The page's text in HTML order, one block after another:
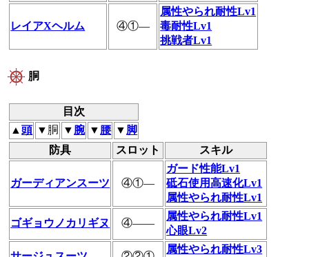
レイアXヘルム ④①―
属性やられ耐性Lv1
毒耐性Lv1
挑戦者Lv1
胴
目次
▲頭 ▼胴 ▼ 腕 ▼ 腰 ▼ 脚
防具
スロット スキル
ガーディアンスーツ ④①―
ガード性能Lv1
砥石使用高速化Lv1
属性やられ耐性Lv1
ゴギョウノカリギヌ ④――
属性やられ耐性Lv1
心眼Lv2
属性やられ耐性Lv3